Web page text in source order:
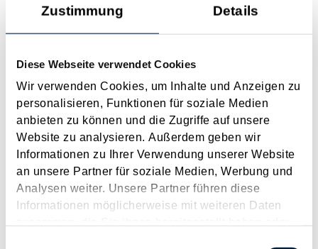
Zustimmung Details
Diese Webseite verwendet Cookies
Wir verwenden Cookies, um Inhalte und Anzeigen zu
personalisieren, Funktionen für soziale Medien
anbieten zu können und die Zugriffe auf unsere
Website zu analysieren. Außerdem geben wir
Informationen zu Ihrer Verwendung unserer Website
an unsere Partner für soziale Medien, Werbung und
Analysen weiter. Unsere Partner führen diese
Informationen möglicherweise mit weiteren Daten
Nationalrat beschlossen . Damit ist die Erhöhungen ab
Fahrtkosten für Besuch des Kindes laut VwGH keine
außergewöhnliche Belastung
August 2025
Die Anforderungen an die steuerliche Geltendmachung als
außergewöhnliche Belastung sind bekanntermaßen
Außergewöhnlichkeit, Zwangsläufigkeit und die
Beeinträchtigung der wirtschaftlichen Leistungsfähigkeit. Der